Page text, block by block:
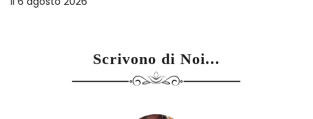
Scrivono di Noi...